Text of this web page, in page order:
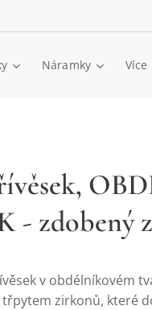
Náramky Více
- zdobený
v obdélníkovém
zirkonů, které